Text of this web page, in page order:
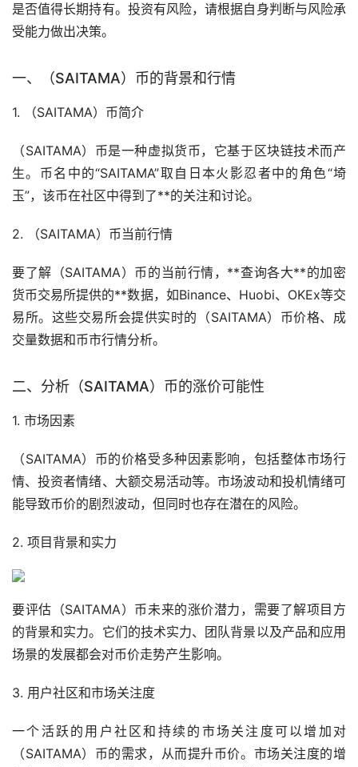
是否值得长期持有。投资有风险，请根据自身判断与风险承
受能力做出决策。
一、（SAITAMA）币的背景和行情
1. （SAITAMA）币简介
（SAITAMA）币是一种虚拟货币，它基于区块链技术而产
生。币名中的“SAITAMA”取自日本火影忍者中的角色“埼
玉”，该币在社区中得到了**的关注和讨论。
2. （SAITAMA）币当前行情
要了解（SAITAMA）币的当前行情，**查询各大**的加密
货币交易所提供的**数据，如Binance、Huobi、OKEx等交
易所。这些交易所会提供实时的（SAITAMA）币价格、成
交量数据和币市行情分析。
二、分析（SAITAMA）币的涨价可能性
1. 市场因素
（SAITAMA）币的价格受多种因素影响，包括整体市场行
情、投资者情绪、大额交易活动等。市场波动和投机情绪可
能导致币价的剧烈波动，但同时也存在潜在的风险。
2. 项目背景和实力
要评估（SAITAMA）币未来的涨价潜力，需要了解项目方
的背景和实力。它们的技术实力、团队背景以及产品和应用
场景的发展都会对币价走势产生影响。
3. 用户社区和市场关注度
一个活跃的用户社区和持续的市场关注度可以增加对
（SAITAMA）币的需求，从而提升币价。市场关注度的增